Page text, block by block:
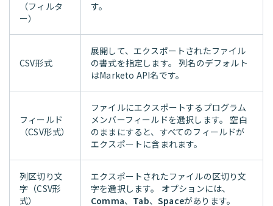
（フィルタ
ー）
す。
CSV形式
展開して、エクスポートされたファイル
の書式を指定します。 列名のデフォルト
はMarketo API名です。
フィールド
（CSV形式）
ファイルにエクスポートするプログラム
メンバーフィールドを選択します。 空白
のままにすると、すべてのフィールドが
エクスポートに含まれます。
列区切り文
字（CSV形
式）
エクスポートされたファイルの区切り文
字を選択します。 オプションには、
Comma、 Tab、Spaceがあります。